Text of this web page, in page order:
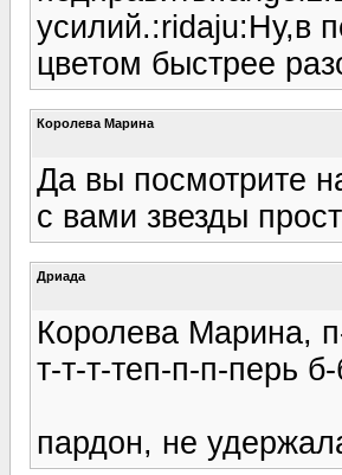
усилий.:ridaju:Ну,в
цветом быстрее
Королева Марина
Да вы посмотрите
с вами звезды
Дриада
Королева Марина,
т-т-т-теп-п-п-перь
пардон, не